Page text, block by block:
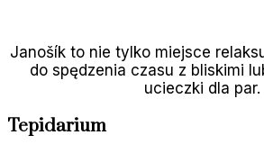
Janošík to nie tylko miejsce
do spędzenia czasu z bliskimi
ucieczki dla par.
Tepidarium